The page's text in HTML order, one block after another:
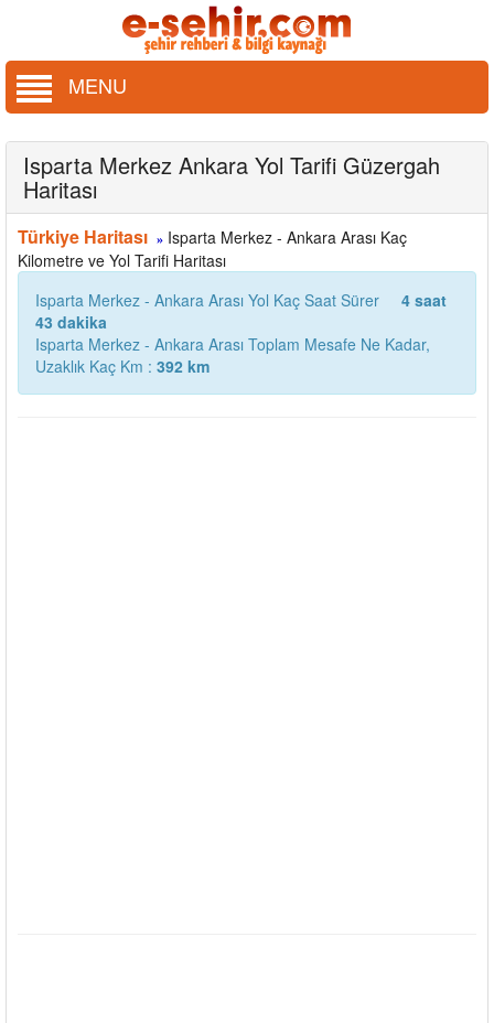
MENU
Isparta Merkez Ankara Yol Tarifi Güzergah
Haritası
Türkiye Haritası » Isparta Merkez - Ankara Arası Kaç
Kilometre ve Yol Tarifi Haritası
Isparta Merkez - Ankara Arası Yol Kaç Saat Sürer
4 saat
43 dakika
Isparta Merkez - Ankara Arası Toplam Mesafe Ne Kadar,
Uzaklık Kaç Km : 392 km